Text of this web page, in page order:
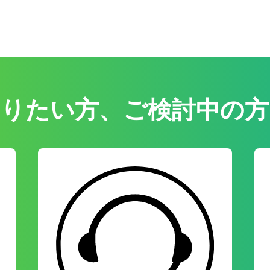
たい方、ご検討中の